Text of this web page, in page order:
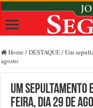
Home /DESTAQUE/Um
agosto
Um sepultamento
feira, dia 29 de